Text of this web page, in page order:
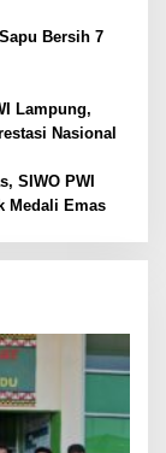
Bersih 7
Lampung,
Nasional
SIWO PWI
Medali Emas